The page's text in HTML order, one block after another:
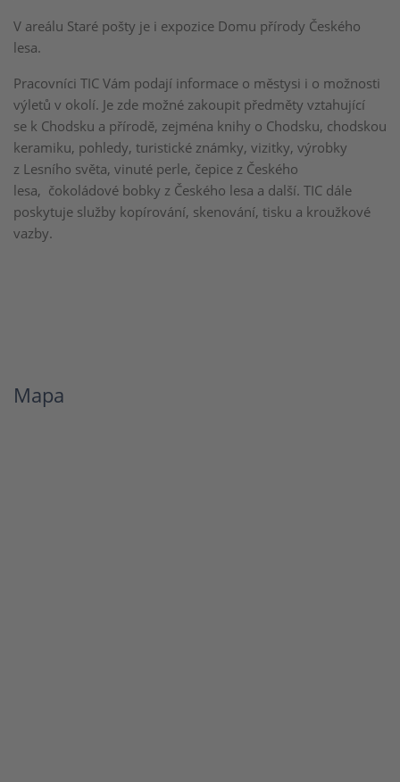
V areálu Staré pošty je i expozice Domu přírody Českého
lesa.
Pracovníci TIC Vám podají informace o městysi i o možnosti
výletů v okolí. Je zde možné zakoupit předměty vztahující
se k Chodsku a přírodě, zejména knihy o Chodsku, chodskou
keramiku, pohledy, turistické známky, vizitky, výrobky
z Lesního světa, vinuté perle, čepice z Českého
lesa, čokoládové bobky z Českého lesa a další. TIC dále
poskytuje služby kopírování, skenování, tisku a kroužkové
vazby.
Mapa